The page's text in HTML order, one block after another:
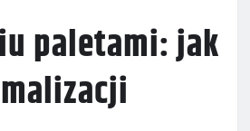
paletami: jak